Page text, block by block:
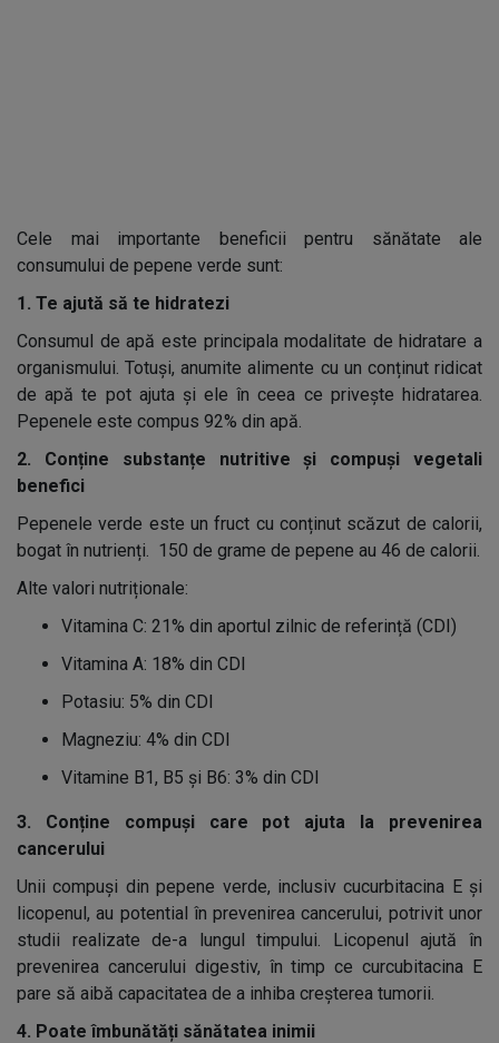
Cele mai importante beneficii pentru sănătate ale
consumului de pepene verde sunt:
1. Te ajută să te hidratezi
Consumul de apă este principala modalitate de hidratare a
organismului. Totuși, anumite alimente cu un conținut ridicat
de apă te pot ajuta și ele în ceea ce privește hidratarea.
Pepenele este compus 92% din apă.
2. Conține substanțe nutritive și compuși vegetali
benefici
Pepenele verde este un fruct cu conținut scăzut de calorii,
bogat în nutrienți. 150 de grame de pepene au 46 de calorii.
Alte valori nutriționale:
Vitamina C: 21% din aportul zilnic de referință (CDI)
Vitamina A: 18% din CDI
Potasiu: 5% din CDI
Magneziu: 4% din CDI
Vitamine B1, B5 și B6: 3% din CDI
3. Conține compuși care pot ajuta la prevenirea
cancerului
Unii compuși din pepene verde, inclusiv cucurbitacina E și
licopenul, au potential în prevenirea cancerului, potrivit unor
studii realizate de-a lungul timpului. Licopenul ajută în
prevenirea cancerului digestiv, în timp ce curcubitacina E
pare să aibă capacitatea de a inhiba creșterea tumorii.
4. Poate îmbunătăți sănătatea inimii